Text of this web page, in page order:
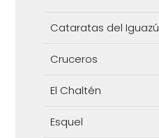
Cataratas del Iguazú
Cruceros
El Chaltén
Esquel